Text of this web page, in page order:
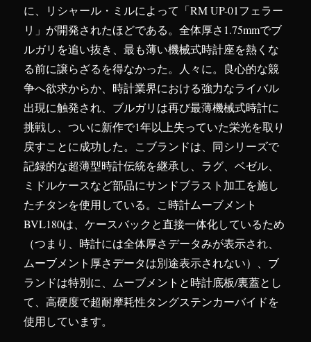
に、リシャール・ミルによって「RM UP-01フェラー
リ」が開発されたほどである。全体厚さ1.75mmでブ
ルガリを追い抜き、最も薄い機械式時計座を熱くな
る前に譲らざるを得なかった。人々に。良心的な競
争へ欲求からか、時計業界における強力なライバル
出現に触発され、ブルガリは再び最薄機械式時計に
挑戦し、ついに新作で1年以上失っていた栄光を取り
戻すことに成功した。こブランドは、同シリーズで
記録的な超薄型時計伝統を継承し、ラグ、ベゼル、
ミドルケースなど部品にサンドブラスト加工を施し
たチタンを使用している。こ時計ムーブメント
BVL180は、ケースバックと直接一体化しているため
（つまり、時計には全体厚さデータみが表示され、
ムーブメント厚さデータは別途表示されない）、ブ
ランドは特別に、ムーブメントと時計底板/裏蓋とし
て、高硬度で超耐摩耗性タングステンカーバイドを
使用しています。